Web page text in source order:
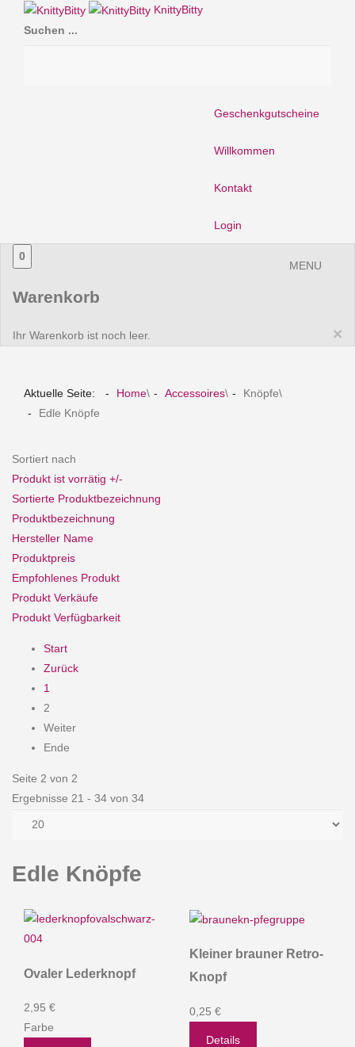
KnittyBitty
Suchen ...
Geschenkgutscheine
Willkommen
Kontakt
Login
MENU
0
Warenkorb
×
Ihr Warenkorb ist noch leer.
Aktuelle Seite: Home\ Accessoires\ Knöpfe\
Edle Knöpfe
Sortiert nach
Produkt ist vorrätig +/-
Sortierte Produktbezeichnung
Produktbezeichnung
Hersteller Name
Produktpreis
Empfohlenes Produkt
Produkt Verkäufe
Produkt Verfügbarkeit
Start
Zurück
1
2
Weiter
Ende
Seite 2 von 2
Ergebnisse 21 - 34 von 34
Edle Knöpfe
Ovaler Lederknopf
2,95 €
Farbe
Kleiner brauner Retro-
Knopf
0,25 €
Details